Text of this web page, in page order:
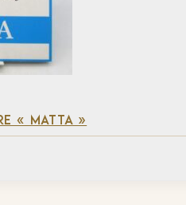
« MATTA »